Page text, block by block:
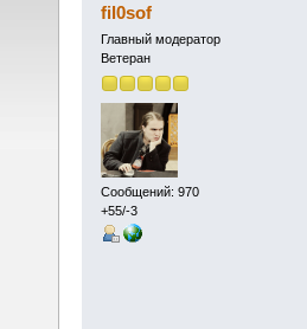
fil0sof
Главный модератор
Ветеран
Сообщений: 970
+55/-3